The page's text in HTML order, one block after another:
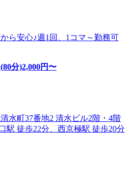
ら安心♪週1回、1コマ～勤務可
分)2,000円〜
水町37番地2 清水ビル2階・4階
駅 徒歩22分、西京極駅 徒歩20分